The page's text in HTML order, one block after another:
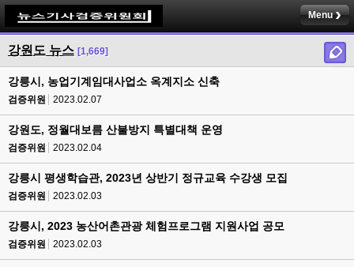
Menu
강원도 뉴스 [1,669]
강릉시, 농업기계임대사업소 옥계지소 신축
검증위원 2023.02.07
강원도, 정월대보름 산불방지 특별대책 운영
검증위원 2023.02.04
강릉시 평생학습관, 2023년 상반기 정규교육 수강생 모집
검증위원 2023.02.03
강릉시, 2023 농산어촌관광 체험프로그램 지원사업 공모
검증위원 2023.02.03